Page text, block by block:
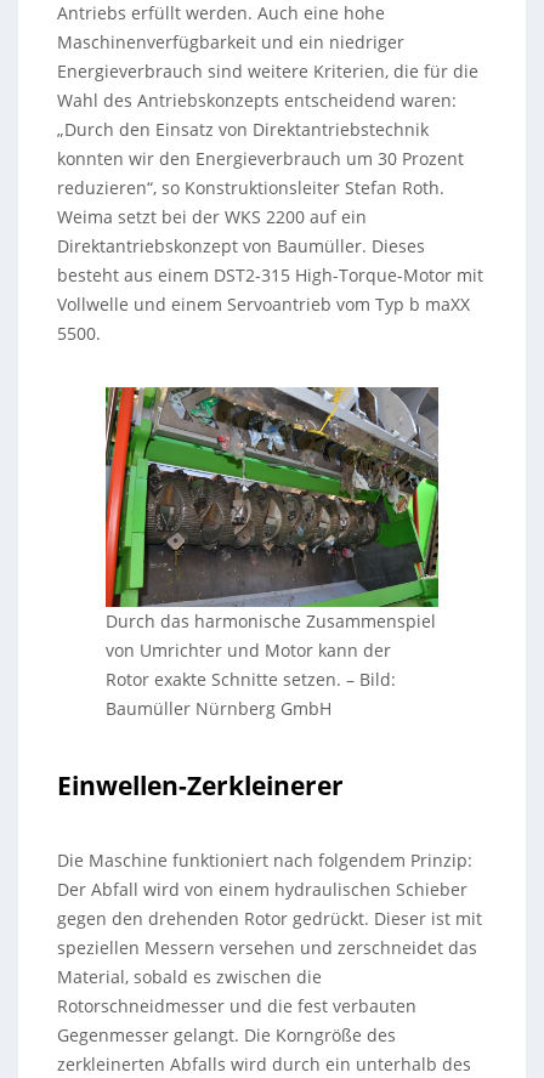
Antriebs erfüllt werden. Auch eine hohe
Maschinenverfügbarkeit und ein niedriger
Energieverbrauch sind weitere Kriterien, die für die
Wahl des Antriebskonzepts entscheidend waren:
„Durch den Einsatz von Direktantriebstechnik
konnten wir den Energieverbrauch um 30 Prozent
reduzieren“, so Konstruktionsleiter Stefan Roth.
Weima setzt bei der WKS 2200 auf ein
Direktantriebskonzept von Baumüller. Dieses
besteht aus einem DST2-315 High-Torque-Motor mit
Vollwelle und einem Servoantrieb vom Typ b maXX
5500.
Durch das harmonische Zusammenspiel
von Umrichter und Motor kann der
Rotor exakte Schnitte setzen. – Bild:
Baumüller Nürnberg GmbH
Einwellen-Zerkleinerer
Die Maschine funktioniert nach folgendem Prinzip:
Der Abfall wird von einem hydraulischen Schieber
gegen den drehenden Rotor gedrückt. Dieser ist mit
speziellen Messern versehen und zerschneidet das
Material, sobald es zwischen die
Rotorschneidmesser und die fest verbauten
Gegenmesser gelangt. Die Korngröße des
zerkleinerten Abfalls wird durch ein unterhalb des